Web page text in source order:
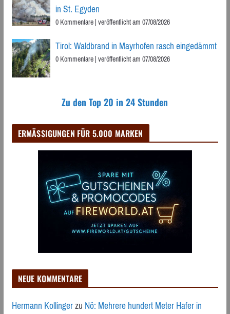
in St. Egyden
0 Kommentare|veröffentlicht am 07/08/2026
Tirol: Waldbrand in Mayrhofen rasch eingedämmt
0 Kommentare|veröffentlicht am 07/08/2026
Zu den Top 20 in 24 Stunden
ERMÄSSIGUNGEN FÜR 5.000 MARKEN
NEUE KOMMENTARE
Hermann KollingerzuNö: Mehrere hundert Meter Hafer in